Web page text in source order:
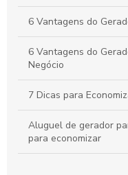
6 Vantagens do
6 Vantagens do
Negócio
7 Dicas para
Aluguel de gerador
para economizar